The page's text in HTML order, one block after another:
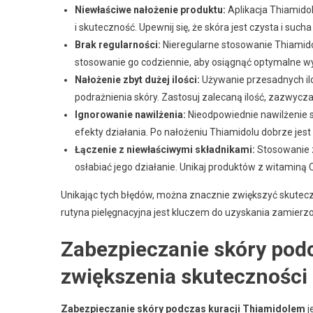
Niewłaściwe nałożenie produktu: Aplikacja
i skuteczność. Upewnij się, że skóra jest czysta i
Brak regularności: Nieregularne stosowanie
stosowanie go codziennie, aby osiągnąć optymalne
Nałożenie zbyt dużej ilości: Używanie przesadnych
podrażnienia skóry. Zastosuj zalecaną ilość,
Ignorowanie nawilżenia: Nieodpowiednie nawilżenie
efekty działania. Po nałożeniu Thiamidolu dobrze
Łączenie z niewłaściwymi składnikami: Stosowanie
osłabiać jego działanie. Unikaj produktów z
Unikając tych błędów, można znacznie zwiększyć
rutyna pielęgnacyjna jest kluczem do uzyskania
Zabezpieczanie skóry
zwiększenia skuteczności
Zabezpieczanie skóry podczas kuracji Thiamidolem